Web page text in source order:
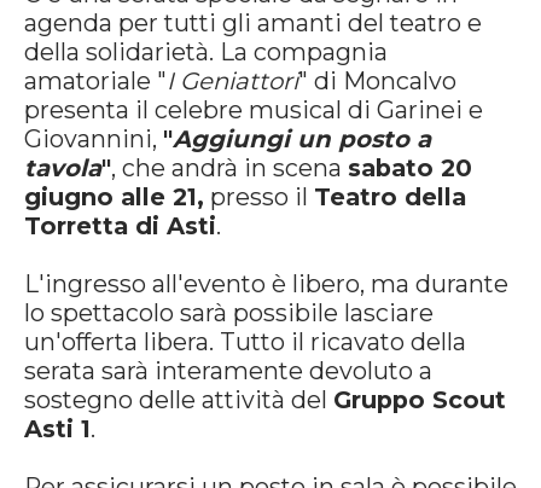
agenda per tutti gli amanti del teatro e
della solidarietà. La compagnia
amatoriale "I Geniattori" di Moncalvo
presenta il celebre musical di Garinei e
Giovannini, "Aggiungi un posto a
tavola", che andrà in scena sabato 20
giugno alle 21, presso il Teatro della
Torretta di Asti.
L'ingresso all'evento è libero, ma durante
lo spettacolo sarà possibile lasciare
un'offerta libera. Tutto il ricavato della
serata sarà interamente devoluto a
sostegno delle attività del Gruppo Scout
Asti 1.